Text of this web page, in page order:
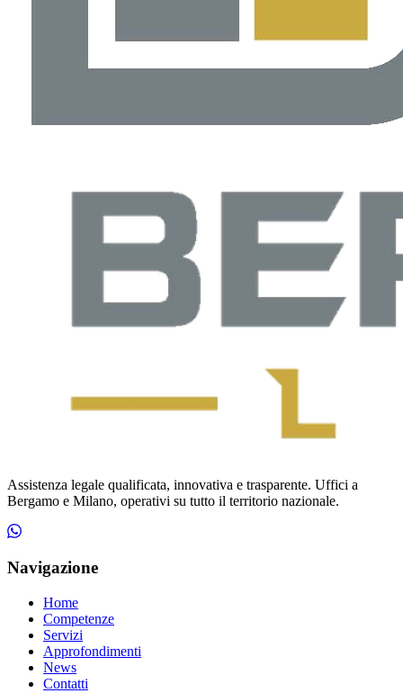
Assistenza legale qualificata, innovativa e trasparente. Uffici a
Bergamo e Milano, operativi su tutto il territorio nazionale.
Navigazione
Home
Competenze
Servizi
Approfondimenti
News
Contatti